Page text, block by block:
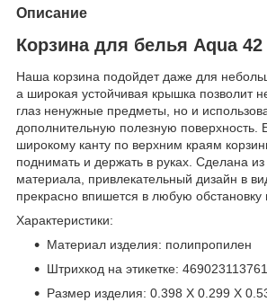
Описание
Корзина для белья Aqua 42
Наша корзина подойдет даже для
а широкая устойчивая крышка позволит
глаз ненужные предметы, но и
дополнительную полезную поверхность.
широкому канту по верхним краям
поднимать и держать в руках. Сделана из
материала, привлекательный дизайн в
прекрасно впишется в любую обстановку
Характеристики:
Материал изделия: полипропилен
Штрихкод на этикетке:
Размер изделия: 0.398 X 0.299 X